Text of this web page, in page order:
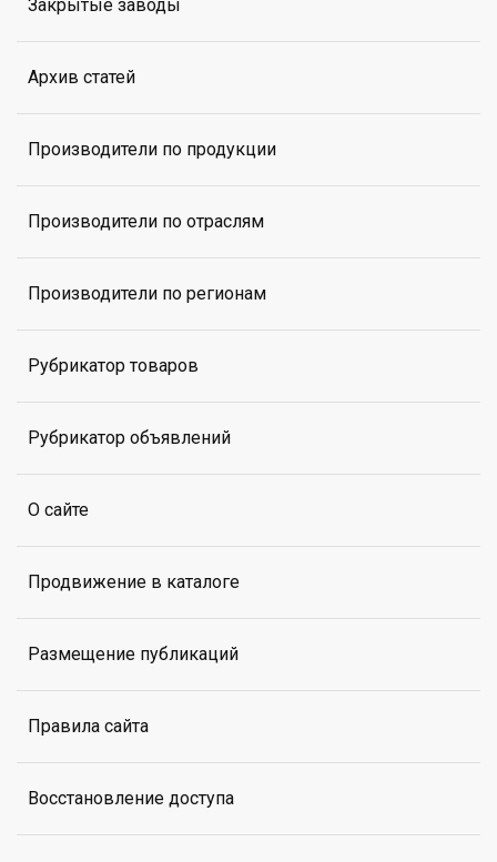
Закрытые заводы
Архив статей
Производители по продукции
Производители по отраслям
Производители по регионам
Рубрикатор товаров
Рубрикатор объявлений
О сайте
Продвижение в каталоге
Размещение публикаций
Правила сайта
Восстановление доступа